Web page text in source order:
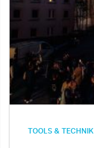
TOOLS & TECHNIK